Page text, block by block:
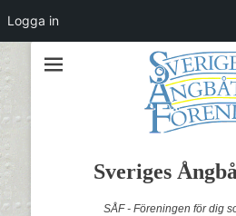
Sveriges
SÅF - Föreningen för dig
Logga in